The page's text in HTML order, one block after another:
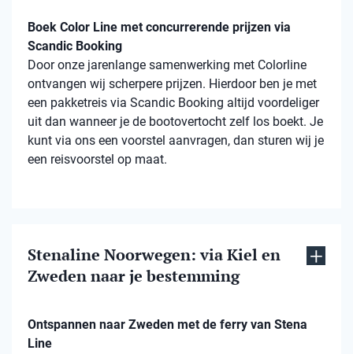
Boek Color Line met concurrerende prijzen via
Scandic Booking
Door onze jarenlange samenwerking met Colorline
ontvangen wij scherpere prijzen. Hierdoor ben je met
een pakketreis via Scandic Booking altijd voordeliger
uit dan wanneer je de bootovertocht zelf los boekt. Je
kunt via ons een voorstel aanvragen, dan sturen wij je
een reisvoorstel op maat.
Stenaline Noorwegen: via Kiel en
Zweden naar je bestemming
Ontspannen naar Zweden met de ferry van Stena
Line